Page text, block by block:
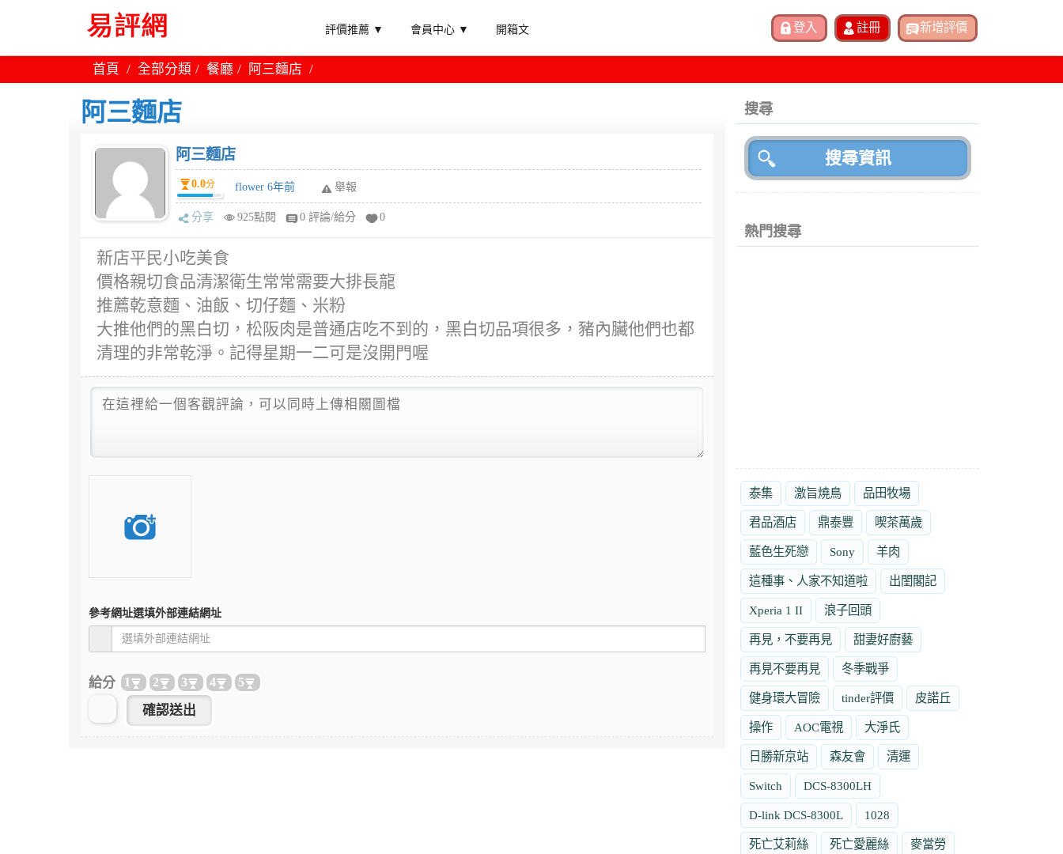
評價推薦 ▼ 會員中心 ▼ 開箱文
首頁 全部分類 餐廳 阿三麵店
阿三麵店
阿三麵店
0.0分 flower 6年前 舉報
分享 925點閱 0 評論/給分 0
新店平民小吃美食
價格親切食品清潔衛生常常需要大排長龍
推薦乾意麵、油飯、切仔麵、米粉
大推他們的黑白切，松阪肉是普通店吃不到的，黑白切品項很多，豬內臟他們也都
清理的非常乾淨。記得星期一二可是沒開門喔
參考網址選填外部連結網址
給分 1 2 3 4 5
搜尋
熱門搜尋
泰集 激旨燒鳥 品田牧場
君品酒店 鼎泰豐 喫茶萬歲
藍色生死戀 Sony 羊肉
這種事、人家不知道啦 出閨閣記
Xperia 1 II 浪子回頭
再見，不要再見 甜妻好廚藝
再見不要再見 冬季戰爭
健身環大冒險 tinder評價 皮諾丘
操作 AOC電視 大淨氏
日勝新京站 森友會 清運
Switch DCS-8300LH
D-link DCS-8300L 1028
死亡艾莉絲 死亡愛麗絲 麥當勞